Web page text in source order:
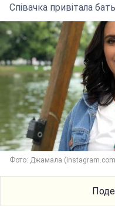
Співачка привітала
Фото: Джамала